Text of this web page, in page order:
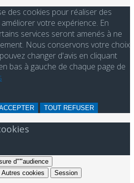
des cookies pour réaliser des
votre expérience. En
services seront amenés à ne
Nous conservons votre choix
changer d'avis en cliquant
bas à gauche de chaque page de
TOUT REFUSER
d"'"audience
Autres cookies Session